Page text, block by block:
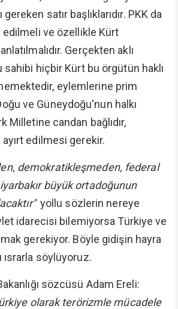
satır başlıklarıdır. PKK da
ve özellikle Kürt
Gerçekten aklı
sahibi hiçbir Kürt bu örgütün haklı
eylemlerine prim
ve Güneydoğu'nun halkı
Milletine candan bağlıdır,
edilmesi gerekir.
demokratikleşmeden, federal
büyük ortadoğunun
yollu sözlerin nereye
idarecisi bilemiyorsa Türkiye ve
gerekiyor. Böyle gidişin hayra
ısrarla söylüyoruz.
sözcüsü Adam Ereli:
olarak terörizmle mücadele